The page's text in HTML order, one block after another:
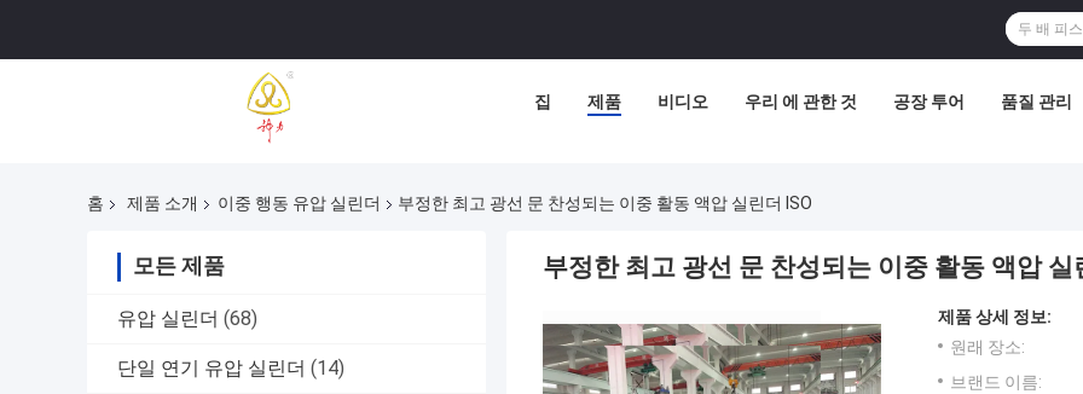
집 제품 비디오 우리 에 관한 것 공장 투어 품질 관리
홈 제품 소개 이중 행동 유압 실린더 부정한 최고 광선 문 찬성되는 이중 활동 액압 실린더 ISO
모든 제품
유압 실린더 (68)
단일 연기 유압 실린더 (14)
부정한 최고 광선 문 찬성되는 이중 활동 액압 실
제품 상세 정보:
원래 장소:
브랜드 이름: